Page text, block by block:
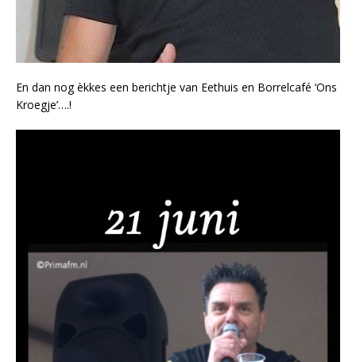
En dan nog èkkes een berichtje van Eethuis en Borrelcafé ‘Ons
Kroegje’….!